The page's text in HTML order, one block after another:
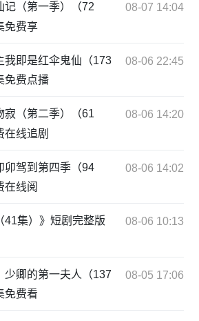
记（第一季）（72
免费享
08-07 14:04
我即是红伞鬼仙（173
免费点播
08-06 22:45
寂（第二季）（61
在线追剧
08-06 14:20
卯驾到第四季（94
在线阅
08-06 14:02
41集）》短剧完整版
08-06 10:13
少卿的第一夫人（137
免费看
08-05 17:06